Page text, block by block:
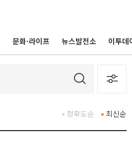
문화·라이프 뉴스발전소 이투데
최신순
정확도순